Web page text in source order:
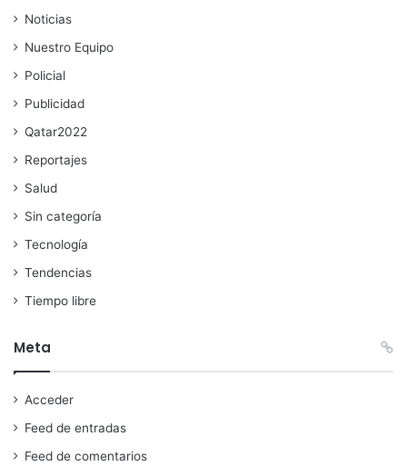
Noticias
Nuestro Equipo
Policial
Publicidad
Qatar2022
Reportajes
Salud
Sin categoría
Tecnología
Tendencias
Tiempo libre
Meta
Acceder
Feed de entradas
Feed de comentarios